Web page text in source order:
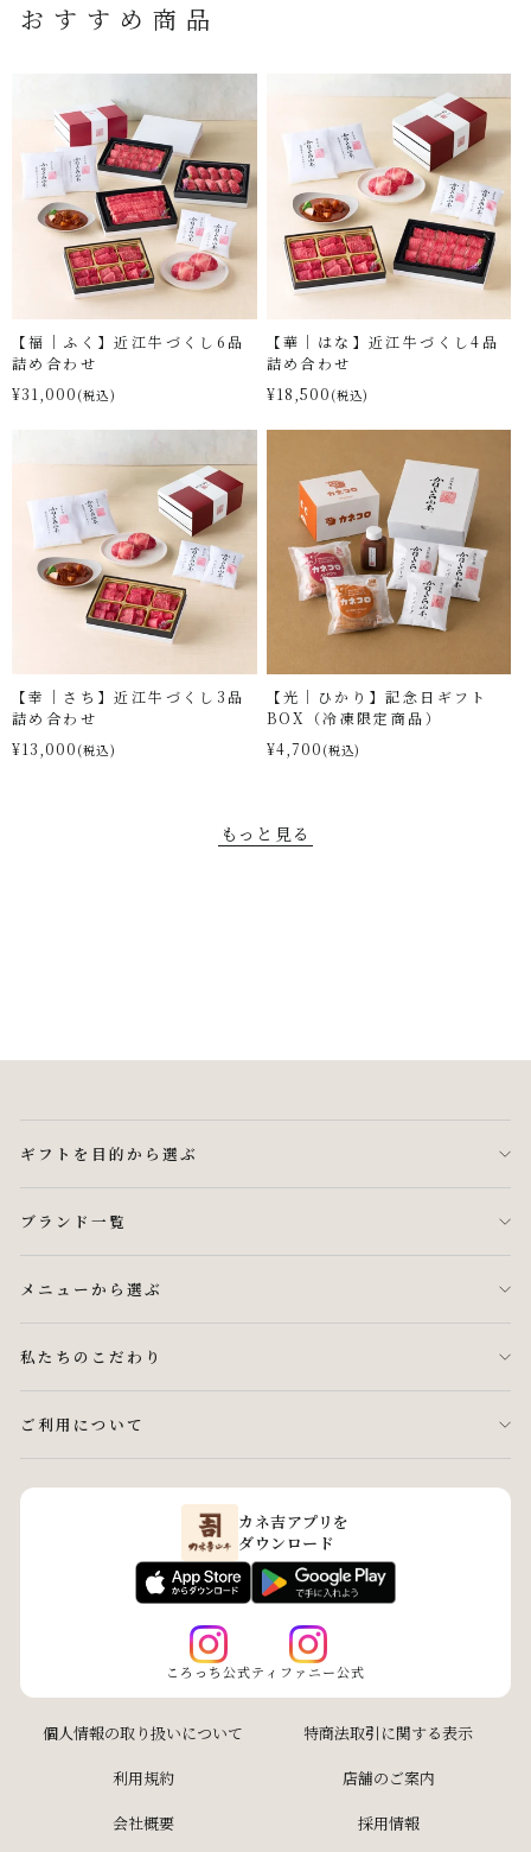
おすすめ商品
【福｜ふく】近江牛づくし6品
詰め合わせ
¥31,000 (税込)
【華｜はな】近江牛づくし4品
詰め合わせ
¥18,500 (税込)
【幸｜さち】近江牛づくし3品
詰め合わせ
¥13,000 (税込)
【光｜ひかり】記念日ギフト
BOX（冷凍限定商品）
¥4,700 (税込)
もっと見る
ギフトを目的から選ぶ
ブランド一覧
メニューから選ぶ
私たちのこだわり
ご利用について
カネ吉アプリを
ダウンロード
ころっち公式ティファニー公式
個人情報の取り扱いについて
特商法取引に関する表示
利用規約
店舗のご案内
会社概要
採用情報